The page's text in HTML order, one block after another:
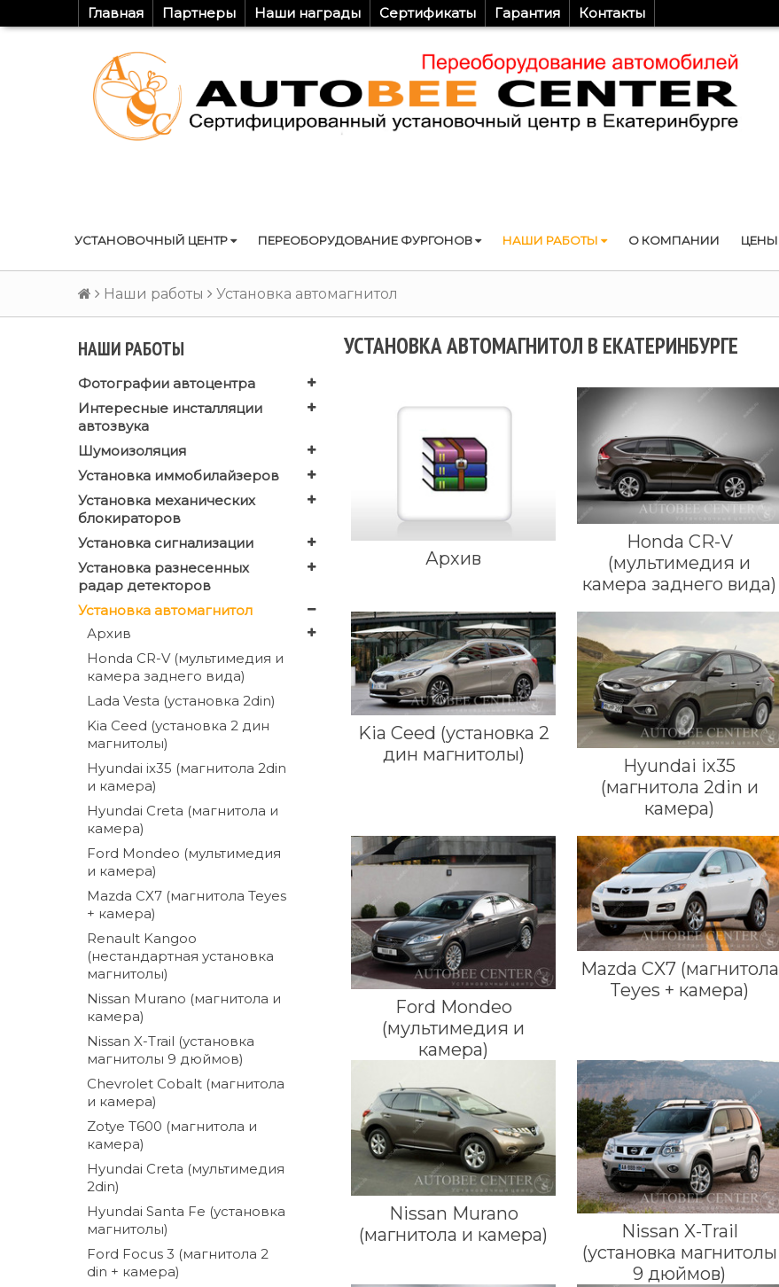
Главная Партнеры Наши награды Сертификаты Гарантия Контакты
УСТАНОВОЧНЫЙ ЦЕНТР ПЕРЕОБОРУДОВАНИЕ ФУРГОНОВ НАШИ РАБОТЫ О КОМПАНИИ ЦЕНЫ
Наши работы Установка автомагнитол
НАШИ РАБОТЫ
Фотографии автоцентра
Интересные инсталляции
автозвука
Шумоизоляция
Установка иммобилайзеров
Установка механических
блокираторов
Установка сигнализации
Установка разнесенных
радар детекторов
Установка автомагнитол
Архив
Honda CR-V (мультимедия и
камера заднего вида)
Lada Vesta (установка 2din)
Kia Ceed (установка 2 дин
магнитолы)
Hyundai ix35 (магнитола 2din
и камера)
Hyundai Creta (магнитола и
камера)
Ford Mondeo (мультимедия
и камера)
Mazda CX7 (магнитола Teyes
+ камера)
Renault Kangoo
(нестандартная установка
магнитолы)
Nissan Murano (магнитола и
камера)
Nissan X-Trail (установка
магнитолы 9 дюймов)
Chevrolet Cobalt (магнитола
и камера)
Zotye T600 (магнитола и
камера)
Hyundai Creta (мультимедия
2din)
Hyundai Santa Fe (установка
магнитолы)
Ford Focus 3 (магнитола 2
din + камера)
УСТАНОВКА АВТОМАГНИТОЛ В ЕКАТЕРИНБУРГЕ
Архив
Honda CR-V
(мультимедия и
камера заднего вида)
Kia Ceed (установка 2
дин магнитолы)
Hyundai ix35
(магнитола 2din и
камера)
Ford Mondeo
(мультимедия и
камера)
Mazda CX7 (магнитола
Teyes + камера)
Nissan Murano
(магнитола и камера)
Nissan X-Trail
(установка магнитолы
9 дюймов)